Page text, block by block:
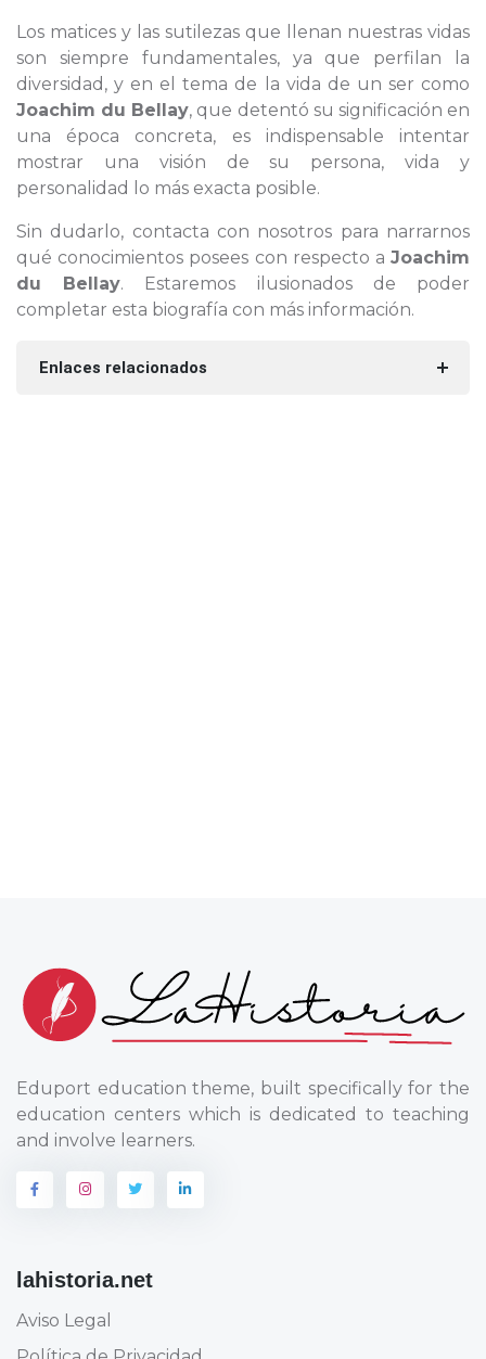
Los matices y las sutilezas que llenan nuestras vidas
son siempre fundamentales, ya que perfilan la
diversidad, y en el tema de la vida de un ser como
Joachim du Bellay, que detentó su significación en
una época concreta, es indispensable intentar
mostrar una visión de su persona, vida y
personalidad lo más exacta posible.
Sin dudarlo, contacta con nosotros para narrarnos
qué conocimientos posees con respecto a Joachim
du Bellay. Estaremos ilusionados de poder
completar esta biografía con más información.
Enlaces relacionados
Eduport education theme, built specifically for the
education centers which is dedicated to teaching
and involve learners.
lahistoria.net
Aviso Legal